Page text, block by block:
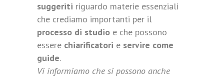
suggeriti riguardo materie essenziali
che crediamo importanti per il
processo di studio e che possono
essere chiarificatori e servire come
guide.
Vi informiamo che si possono anche